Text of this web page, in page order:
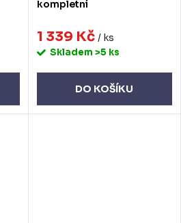
kompletní
1 339 Kč / ks
Skladem >5 ks
DO KOŠÍKU